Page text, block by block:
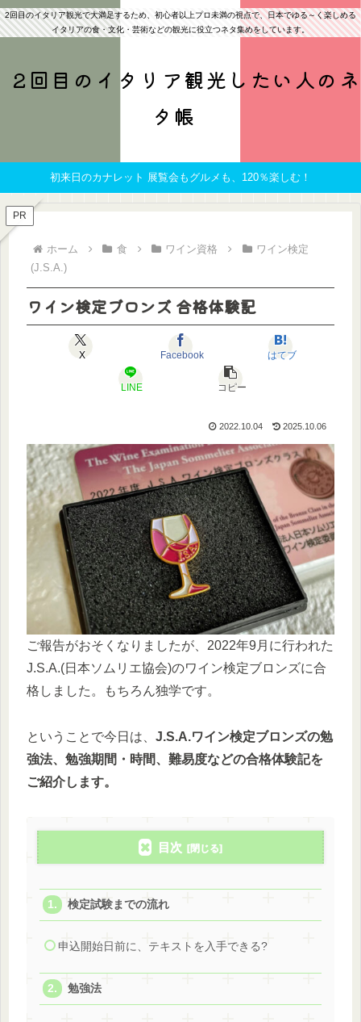
2回目のイタリア観光で大満足するため、初心者以上プロ未満の視点で、日本でゆる～く楽しめる
イタリアの食・文化・芸術などの観光に役立つネタ集めをしています。
2回目のイタリア観光したい人のネ
タ帳
初来日のカナレット 展覧会もグルメも、120％楽しむ！
PR
ホーム 食 ワイン資格
ワイン検定
(J.S.A.)
ワイン検定ブロンズ 合格体験記
X Facebook はてブ
LINE コピー
2022.10.04 2025.10.06
ご報告がおそくなりましたが、2022年9月に行われた
J.S.A.(日本ソムリエ協会)のワイン検定ブロンズに合
格しました。もちろん独学です。
ということで今日は、 J.S.A.ワイン検定ブロンズの勉
強法、勉強期間・時間、難易度などの合格体験記を
ご紹介します。
目次
検定試験までの流れ
申込開始日前に、テキストを入手できる?
勉強法